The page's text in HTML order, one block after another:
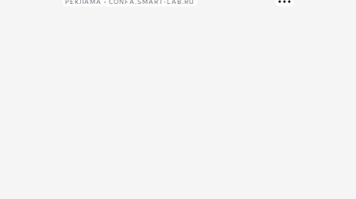
РЕКЛАМА • CONFA.SMART-LAB.RU